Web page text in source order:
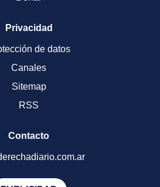
Privacidad
de datos
Canales
Sitemap
RSS
Contacto